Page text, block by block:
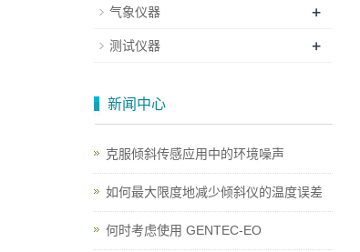
气象仪器 +
测试仪器 +
新闻中心
克服倾斜传感应用中的环境噪声
如何最大限度地减少倾斜仪的温度误差
何时考虑使用 GENTEC-EO